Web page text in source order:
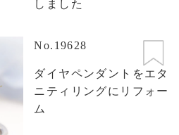
しました
No.19628
ダイヤペンダントをエタ
ニティリングにリフォー
ム